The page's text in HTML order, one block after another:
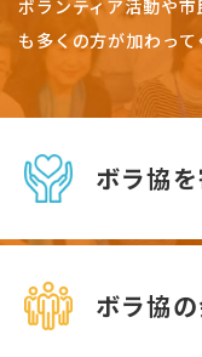
ボランティア活動や
も多くの方が加わっ
ボラ協
ボラ協